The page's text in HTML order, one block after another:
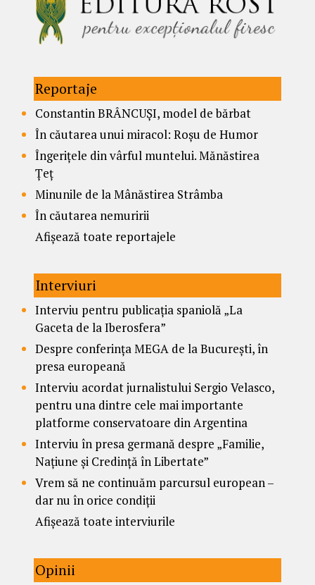
Reportaje
Constantin BRÂNCUȘI, model de bărbat
În căutarea unui miracol: Roșu de Humor
Îngerițele din vârful muntelui. Mănăstirea
Țeț
Minunile de la Mânăstirea Strâmba
În căutarea nemuririi
Afișează toate reportajele
Interviuri
Interviu pentru publicația spaniolă „La
Gaceta de la Iberosfera”
Despre conferința MEGA de la București, în
presa europeană
Interviu acordat jurnalistului Sergio Velasco,
pentru una dintre cele mai importante
platforme conservatoare din Argentina
Interviu în presa germană despre „Familie,
Națiune și Credință în Libertate”
Vrem să ne continuăm parcursul european –
dar nu în orice condiții
Afișează toate interviurile
Opinii